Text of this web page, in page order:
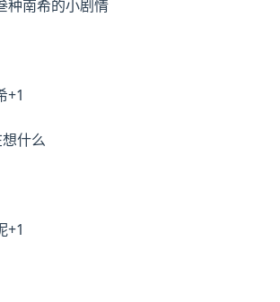
种南希的小剧情
+1
什么
+1